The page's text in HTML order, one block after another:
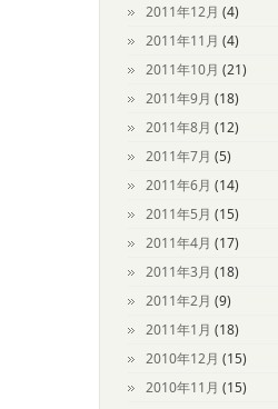
2011年12月 (4)
2011年11月 (4)
2011年10月 (21)
2011年9月 (18)
2011年8月 (12)
2011年7月 (5)
2011年6月 (14)
2011年5月 (15)
2011年4月 (17)
2011年3月 (18)
2011年2月 (9)
2011年1月 (18)
2010年12月 (15)
2010年11月 (15)